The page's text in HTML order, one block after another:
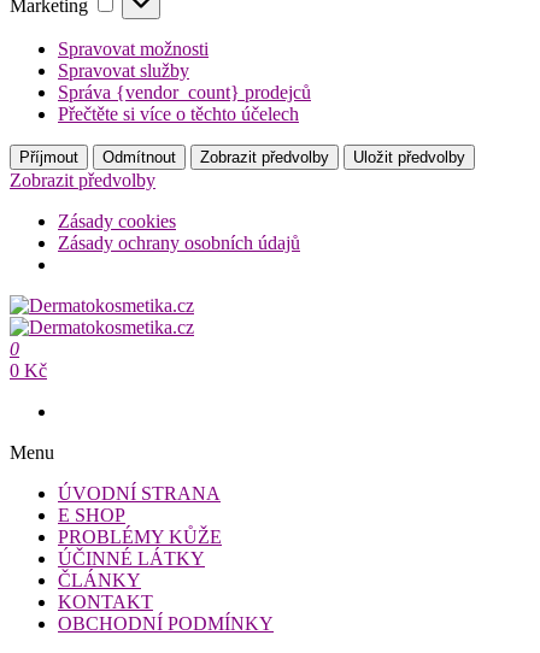
Marketing
Spravovat možnosti
Spravovat služby
Správa {vendor_count} prodejců
Přečtěte si více o těchto účelech
Příjmout Odmítnout Zobrazit předvolby Uložit předvolby
Zobrazit předvolby
Zásady cookies
Zásady ochrany osobních údajů
Přeskočit
na
obsah
Dermatokosmetika.cz
Dermatokosmetika.cz
0
0 Kč
Menu
ÚVODNÍ STRANA
E SHOP
PROBLÉMY KŮŽE
ÚČINNÉ LÁTKY
ČLÁNKY
KONTAKT
OBCHODNÍ PODMÍNKY